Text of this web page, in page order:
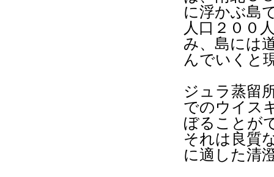
に浮かぶ島
人口２００
み、島には
んでいくと
ジュラ蒸留
でのウイス
ぼることが
それは良質
に適した清